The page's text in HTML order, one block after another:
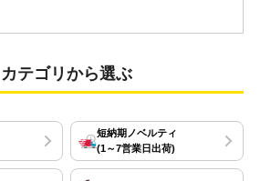
カテゴリから選ぶ
短納期ノベルティ
(1～7営業日出荷)